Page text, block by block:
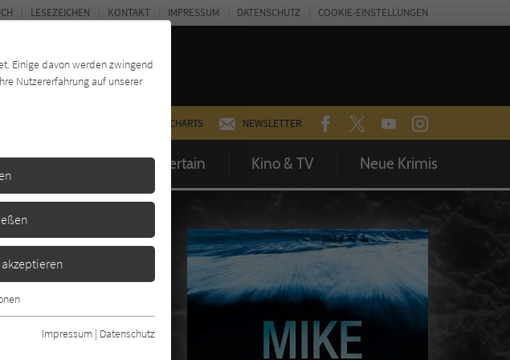
CHARTS NEWSLETTER FACEBOOKTWITTERYOUTUBEINSTAGRAM
Magazin Entertain Kino & TV Neue Krimis
LESEZEICHEN KONTAKT IMPRESSUM DATENSCHUTZ COOKIE-EINSTELLUNGEN
Einige davon werden zwingend
Nutzererfahrung auf unserer
der Webseite
einwandfrei
Impressum | Datenschutz